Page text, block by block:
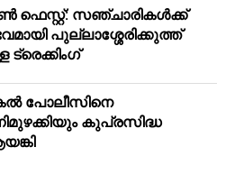
സഞ്ചാരികൾക്ക്
പുല്ലാശ്ശേരിക്കുത്ത്
ട്രെക്കിംഗ്
പോലീസിനെ
കുപ്രസിദ്ധ